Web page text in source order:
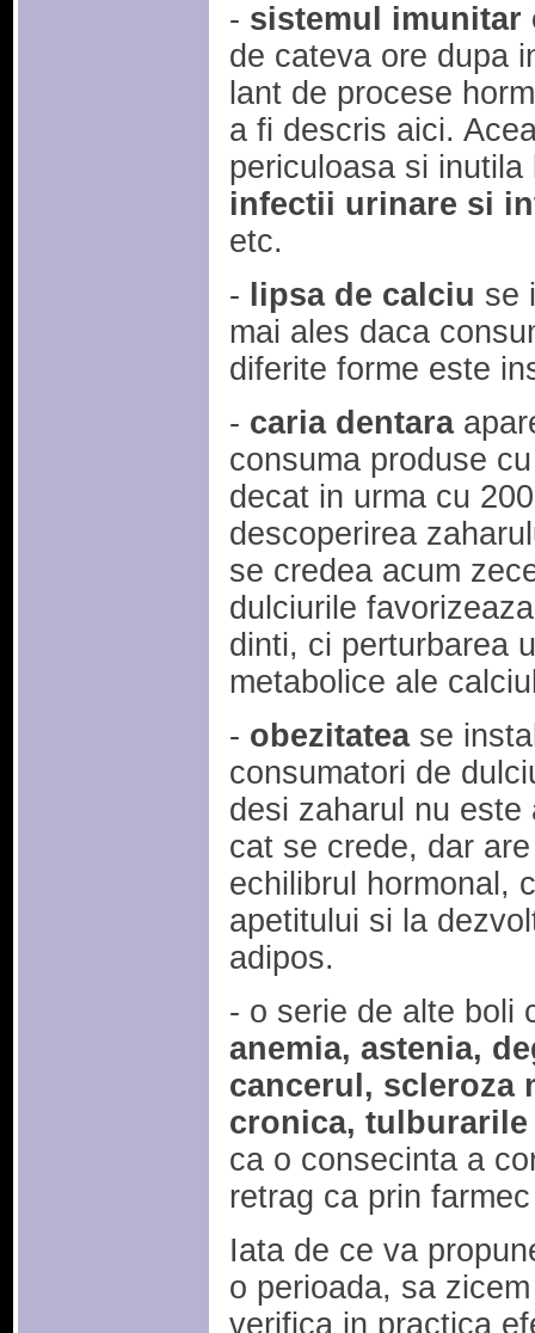
- sistemul imunitar
de cateva ore dupa
lant de procese
a fi descris aici.
periculoasa si
infectii urinare si
etc.
-
lipsa de calciu se
mai ales daca
diferite forme este
- caria dentara
consuma produse
decat in urma cu
descoperirea
se credea acum
dulciurile
dinti, ci perturbarea
metabolice ale
- obezitatease
consumatori de
desi zaharul nu
cat se crede, dar
echilibrul hormonal,
apetitului si la
adipos.
- o serie de alte boli
anemia, astenia,
cancerul, scleroza
cronica,
ca o consecinta a
retrag ca prin
Iata de ce va
o perioada, sa
verifica in practica